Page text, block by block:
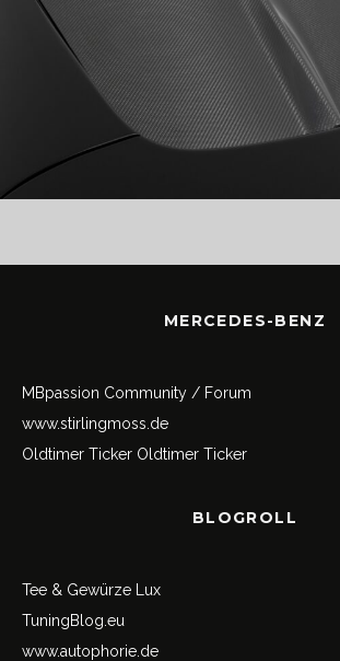
MERCEDES-BENZ
MBpassion Community / Forum
www.stirlingmoss.de
Oldtimer Ticker Oldtimer Ticker
BLOGROLL
Tee & Gewürze Lux
TuningBlog.eu
www.autophorie.de